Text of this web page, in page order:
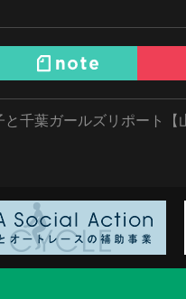
千葉ガールズリポート【